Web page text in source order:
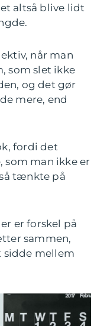
altså blive lidt
når man
som slet ikke
og det gør
mere, end
fordi det
som man ikke er
tænkte på
er forskel på
sammen,
sidde mellem